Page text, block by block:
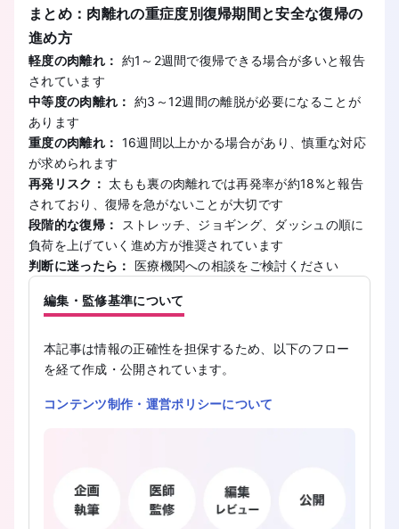
まとめ：肉離れの重症度別復帰期間と安全な復帰の
進め方
軽度の肉離れ： 約1～2週間で復帰できる場合が多いと報告
されています
中等度の肉離れ： 約3～12週間の離脱が必要になることが
あります
重度の肉離れ： 16週間以上かかる場合があり、慎重な対応
が求められます
再発リスク： 太もも裏の肉離れでは再発率が約18%と報告
されており、復帰を急がないことが大切です
段階的な復帰：
ストレッチ、ジョギング、ダッシュの順に
負荷を上げていく進め方が推奨されています
判断に迷ったら： 医療機関への相談をご検討ください
編集・監修基準について
本記事は情報の正確性を担保するため、以下のフロー
を経て作成・公開されています。
コンテンツ制作・運営ポリシーについて